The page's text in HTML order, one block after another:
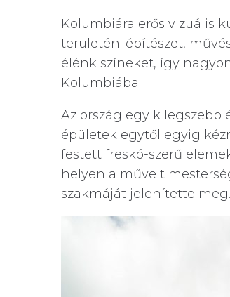
Kolumbiára erős vizuális
területén: építészet,
élénk színeket, így
Kolumbiába.
Az ország egyik legszebb
épületek egytől egyig
festett freskó-szerű
helyen a művelt
szakmáját jelenítette meg.